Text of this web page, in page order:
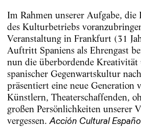
Im Rahmen unserer Aufgabe,
des Kulturbetriebs
Veranstaltung in Frankfurt (31
Auftritt Spaniens als Ehrengast
nun die überbordende Kreativität
spanischer Gegenwartskultur
präsentiert eine neue Generation
Künstlern, Theaterschaffenden,
großen Persönlichkeiten unserer
vergessen.Acción Cultural